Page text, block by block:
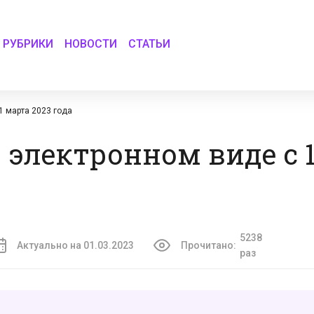
РУБРИКИ НОВОСТИ СТАТЬИ
марта 2023 года
виде с
Актуально на 01.03.2023 Прочитано:
5238
раз